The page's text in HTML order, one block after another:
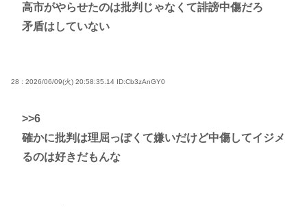
高市がやらせたのは批判じゃなくて誹謗中傷だろ
矛盾はしていない
28 : 2026/06/09(火) 20:58:35.14 ID:Cb3zAnGY0
>>6
確かに批判は理屈っぽくて嫌いだけど中傷してイジメ
るのは好きだもんな